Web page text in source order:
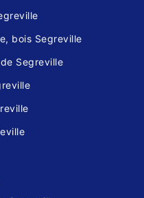
bois Segreville
Segreville